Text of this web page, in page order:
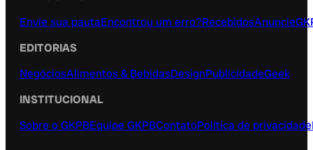
Envie sua pautaEncontrou um erro?RecebidosAnuncie
EDITORIAS
NegóciosAlimentos & BebidasDesignPublicidadeGeek
INSTITUCIONAL
Sobre o GKPBEquipe GKPBContatoPolítica de privacidade